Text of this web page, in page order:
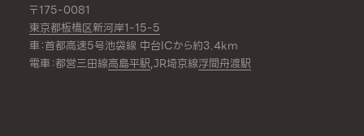
〒175-0081
東京都板橋区新河岸1-15-5
車：首都高速5号池袋線 中台ICから約3.4km
電車：都営三田線高島平駅,JR埼京線浮間舟渡駅